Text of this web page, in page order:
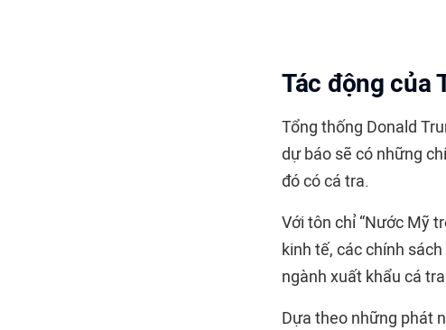
Tác động của
Tổng thống Donald
dự báo sẽ có những
đó có cá tra.
Với tôn chỉ “Nước Mỹ
kinh tế, các chính
ngành xuất khẩu cá
Dựa theo những phát